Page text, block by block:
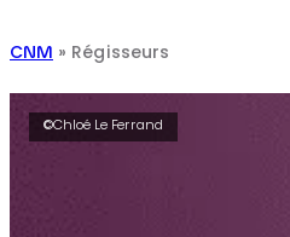
CNM » Régisseurs
©Chloé Le Ferrand